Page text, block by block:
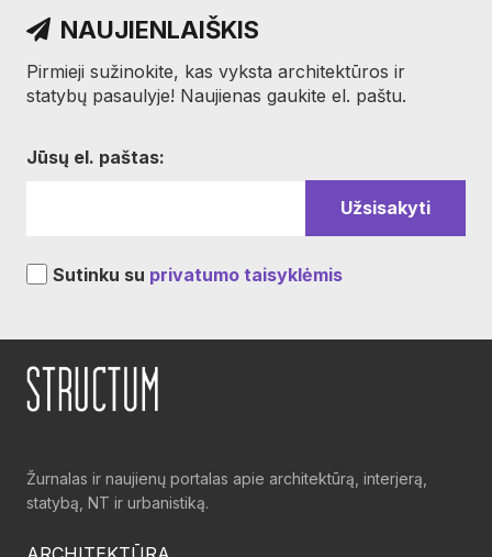
NAUJIENLAIŠKIS
Pirmieji sužinokite, kas vyksta architektūros ir
statybų pasaulyje! Naujienas gaukite el. paštu.
Jūsų el. paštas:
Sutinku su privatumo taisyklėmis
Žurnalas ir naujienų portalas apie architektūrą, interjerą,
statybą, NT ir urbanistiką.